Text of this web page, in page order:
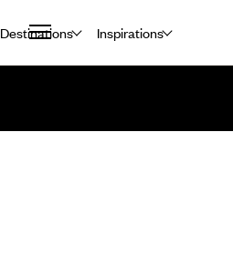
Destinations Inspirations